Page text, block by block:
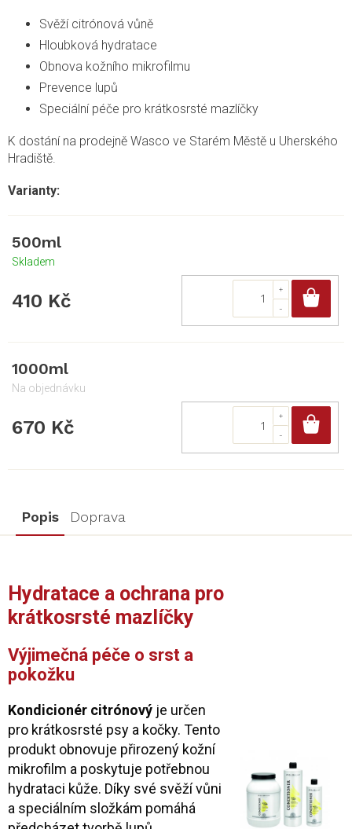
Svěží citrónová vůně
Hloubková hydratace
Obnova kožního mikrofilmu
Prevence lupů
Speciální péče pro krátkosrsté mazlíčky
K dostání na prodejně Wasco ve Starém Městě u Uherského
Hradiště.
500ml
Skladem
410 Kč
1000ml
Na objednávku
670 Kč
Popis Doprava
Hydratace a ochrana pro
krátkosrsté mazlíčky
Výjimečná péče o srst a
pokožku
Kondicionér citrónový je určen
pro krátkosrsté psy a kočky. Tento
produkt obnovuje přirozený kožní
mikrofilm a poskytuje potřebnou
hydrataci kůže. Díky své svěží vůni
a speciálním složkám pomáhá